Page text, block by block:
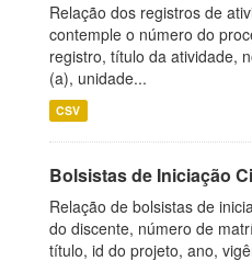
Relação dos registros de
contemple o número do
registro, título da atividade,
(a), unidade...
CSV
Bolsistas de Iniciação
Relação de bolsistas de
do discente, número de
título, id do projeto, ano,